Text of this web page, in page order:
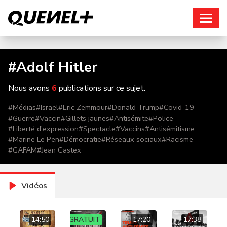
#Adolf Hitler
Nous avons 6 publications sur ce sujet.
#Médias#Israël#Eric Zemmour#Donald Trump#Covid-19
#Guerre#Vaccin#Gillets jaunes#Antisémite#Police
#Liberté d'expression#Spectacle#Vaccins#Antisémitisme
#Marine Le Pen#Démocratie#Réseaux sociaux#Racisme
#GAFAM#Jean Castex
Vidéos
14:50 GRATUIT 17:20 17:38